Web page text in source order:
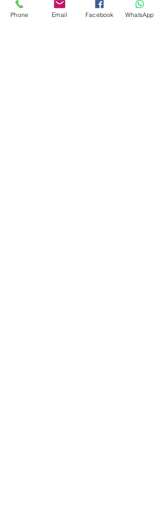
רכבים היברידיים
ציוד מתכלה / מוצרים
לענף החשמל
לענף העץ
Phone Email Facebook WhatsApp